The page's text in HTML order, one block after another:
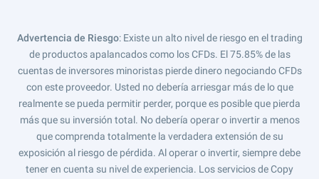
Advertencia de Riesgo: Existe un alto nivel de riesgo en el trading
de productos apalancados como los CFDs. El 75.85% de las
cuentas de inversores minoristas pierde dinero negociando CFDs
con este proveedor. Usted no debería arriesgar más de lo que
realmente se pueda permitir perder, porque es posible que pierda
más que su inversión total. No debería operar o invertir a menos
que comprenda totalmente la verdadera extensión de su
exposición al riesgo de pérdida. Al operar o invertir, siempre debe
tener en cuenta su nivel de experiencia. Los servicios de Copy